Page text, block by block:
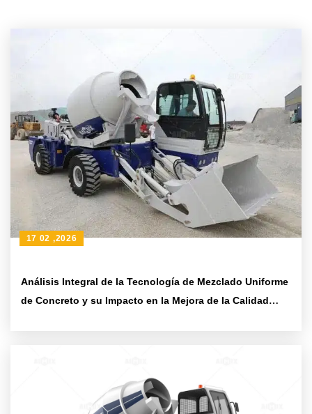
Análisis Integral de la Tecnología de Mezclado Uniforme
de Concreto y su Impacto en la Mejora de la Calidad
17 02 ,2026